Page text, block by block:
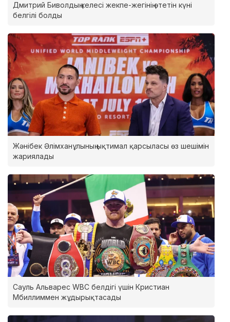
Дмитрий Биволдың келесі жекпе-жегінің өтетін күні
белгілі болды
Жәнібек Әлімханұлының ықтимал қарсыласы өз шешімін
жариялады
Сауль Альварес WBC белдігі үшін Кристиан
Мбиллиммен жұдырықтасады